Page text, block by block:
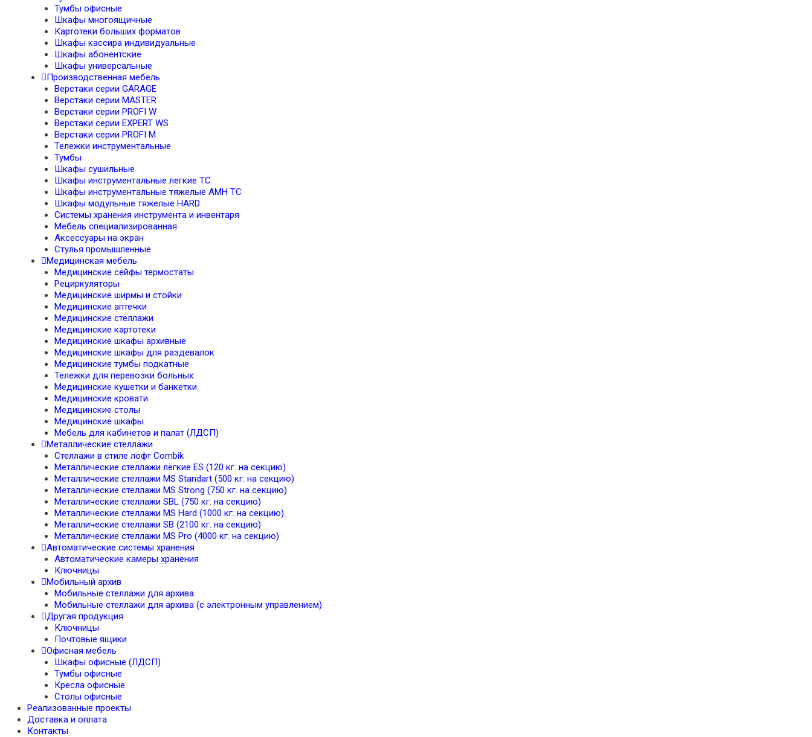
Тумбы офисные
Шкафы многоящичные
Картотеки больших форматов
Шкафы кассира индивидуальные
Шкафы абонентские
Шкафы универсальные
Производственная мебель
Верстаки серии GARAGE
Верстаки серии MASTER
Верстаки серии PROFI W
Верстаки серии EXPERT WS
Верстаки серии PROFI M
Тележки инструментальные
Тумбы
Шкафы сушильные
Шкафы инструментальные легкие TC
Шкафы инструментальные тяжелые AMH TC
Шкафы модульные тяжелые HARD
Системы хранения инструмента и инвентаря
Мебель специализированная
Аксессуары на экран
Стулья промышленные
Медицинская мебель
Медицинские сейфы термостаты
Рециркуляторы
Медицинские ширмы и стойки
Медицинские аптечки
Медицинские стеллажи
Медицинские картотеки
Медицинские шкафы архивные
Медицинские шкафы для раздевалок
Медицинские тумбы подкатные
Тележки для перевозки больных
Медицинские кушетки и банкетки
Медицинские кровати
Медицинские столы
Медицинские шкафы
Мебель для кабинетов и палат (ЛДСП)
Металлические стеллажи
Стеллажи в стиле лофт Combik
Металлические стеллажи лёгкие ES (120 кг. на секцию)
Металлические стеллажи MS Standart (500 кг. на секцию)
Металлические стеллажи MS Strong (750 кг. на секцию)
Металлические стеллажи SBL (750 кг. на секцию)
Металлические стеллажи MS Hard (1000 кг. на секцию)
Металлические стеллажи SB (2100 кг. на секцию)
Металлические стеллажи MS Pro (4000 кг. на секцию)
Автоматические системы хранения
Автоматические камеры хранения
Ключницы
Мобильный архив
Мобильные стеллажи для архива
Мобильные стеллажи для архива (с электронным управлением)
Другая продукция
Ключницы
Почтовые ящики
Офисная мебель
Шкафы офисные (ЛДСП)
Тумбы офисные
Кресла офисные
Столы офисные
Реализованные проекты
Доставка и оплата
Контакты